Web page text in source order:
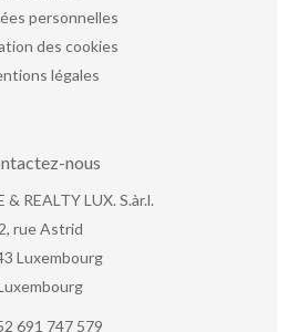
personnelles
des cookies
légales
nous
& REALTY LUX. S.àr.l.
rue Astrid
Luxembourg
691 747 579